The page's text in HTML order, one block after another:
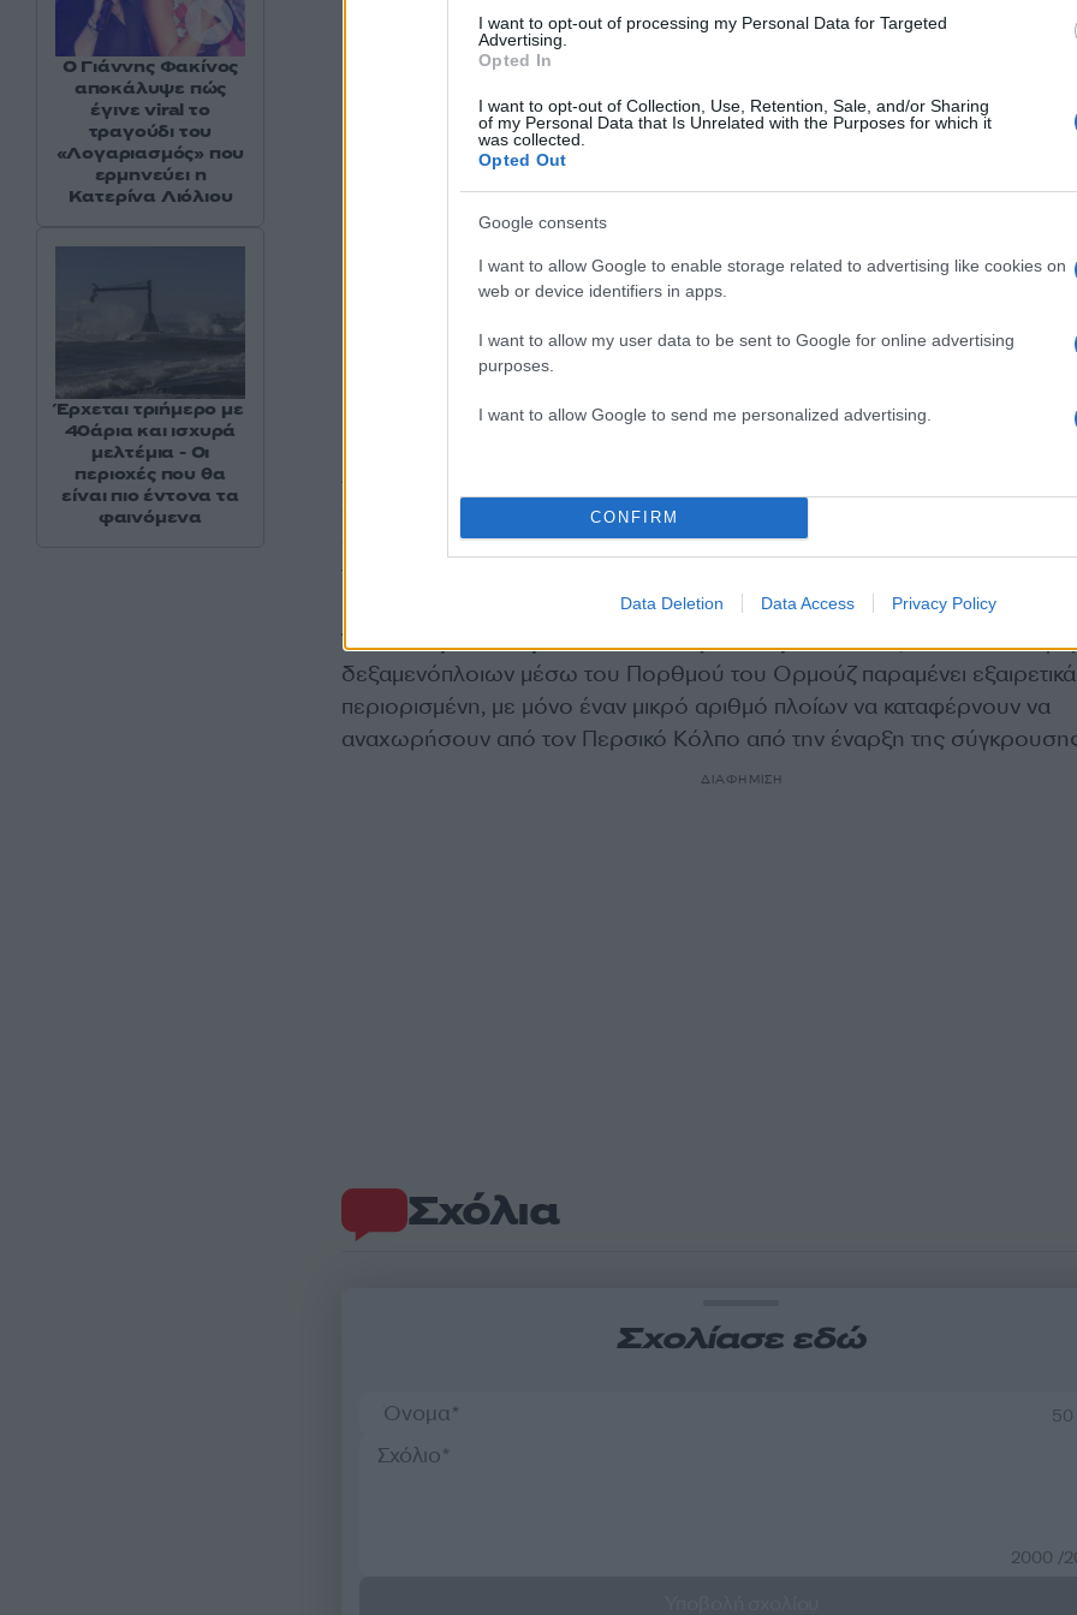
I want to opt-out of processing my Personal Data for Targeted
Advertising.
Opted In
I want to opt-out of Collection, Use, Retention, Sale, and/or Sharing
of my Personal Data that Is Unrelated with the Purposes for which it
was collected.
Opted Out
Google consents
I want to allow Google to enable storage related to advertising like cookies on
web or device identifiers in apps.
I want to allow my user data to be sent to Google for online advertising
purposes.
I want to allow Google to send me personalized advertising.
CONFIRM
Data Deletion Data Access Privacy Policy
Από την άλλη μεριά
αυτή την εβδομάδα ότι η αγορά πετρελαίου θα μπορούσε να
αντιμετωπίσεις ελλείψεις μέχρι τον Οκτώβριο,
τελειώσει τον επόμενο μήνα.
Τα αποθέματα πετρελαίου συνεχίζουν να μειώνονται,ενώ η
δεξαμενόπλοιων μέσω του Πορθμού του Ορμούζ παραμένει εξαιρετικά
περιορισμένη, με μόνο έναν μικρό αριθμό πλοίων να καταφέρνουν να
αναχωρήσουν από τον Περσικό Κόλπο από την έναρξη της
ΔΙΑΦΗΜΙΣΗ
Σχόλια
Σχολίασε εδώ
2000 /
Ο Γιάννης Φακίνος
αποκάλυψε πώς
έγινε viral το
τραγούδι του
«Λογαριασμός» που
ερμηνεύει η
Κατερίνα Λιόλιου
Έρχεται τριήμερο με
40άρια και ισχυρά
μελτέμια - Οι
περιοχές που θα
είναι πιο έντονα τα
φαινόμενα